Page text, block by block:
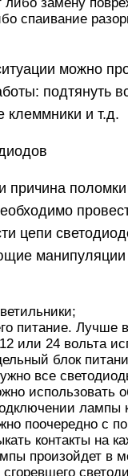
спаивание
можно
подтянуть
клеммники и т.д.
причина
цепи
питание. Лучше
или 24 вольта
блок
все
использовать
лампы
поочередно с
контакты на
произойдет в